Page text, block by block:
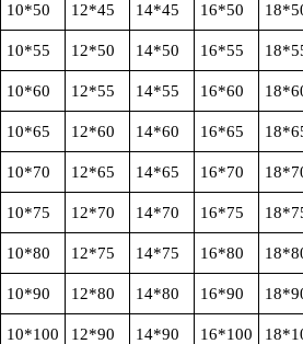
10*50 12*45 14*45 16*50
10*55 12*50 14*50 16*55
10*60 12*55 14*55 16*60
10*65 12*60 14*60 16*65
10*70 12*65 14*65 16*70
10*75 12*70 14*70 16*75
10*80 12*75 14*75 16*80
10*90 12*80 14*80 16*90
10*100 12*90 14*90 16*100